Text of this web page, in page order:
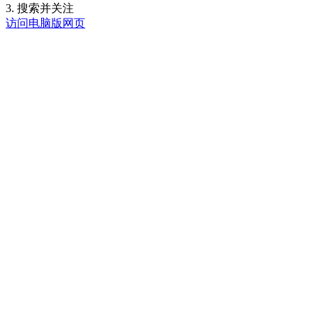
3. 搜索并关注
访问电脑版网页